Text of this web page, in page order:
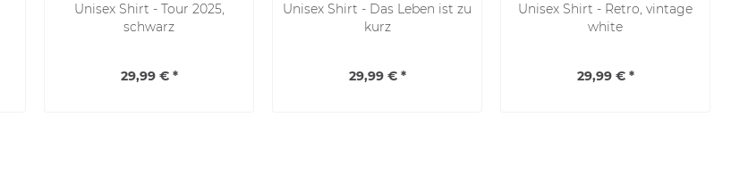
Unisex Shirt - Tour 2025,
schwarz
29,99 € *
Unisex Shirt - Das Leben ist zu
kurz
29,99 € *
Unisex Shirt - Retro, vintage
white
29,99 € *